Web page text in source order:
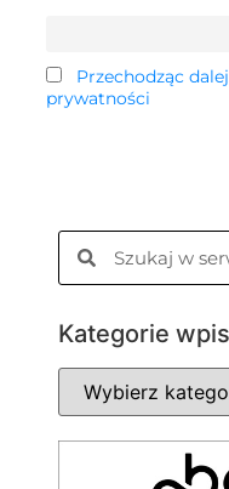
Przechodząc
prywatności
Kategorie